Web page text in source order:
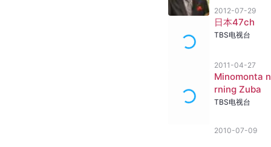
2012-07-29
日本47ch
TBS电视台
2011-04-27
Minomonta
rning Zuba
TBS电视台
2010-07-09